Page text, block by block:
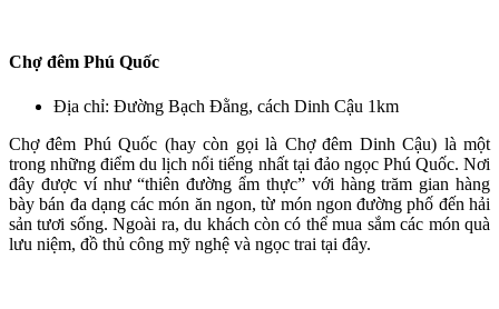
Chợ đêm Phú Quốc
Địa chỉ: Đường Bạch Đằng, cách Dinh Cậu 1km
Chợ đêm Phú Quốc (hay còn gọi là Chợ đêm Dinh Cậu) là một
trong những điểm du lịch nổi tiếng nhất tại đảo ngọc Phú Quốc. Nơi
đây được ví như “thiên đường ẩm thực” với hàng trăm gian hàng
bày bán đa dạng các món ăn ngon, từ món ngon đường phố đến hải
sản tươi sống. Ngoài ra, du khách còn có thể mua sắm các món quà
lưu niệm, đồ thủ công mỹ nghệ và ngọc trai tại đây.